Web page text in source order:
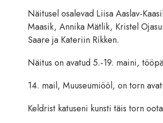
Näitusel osalevad Liisa Aaslav-­
Maasik, Annika Mätlik, Kristel
Saare ja Kateriin Rikken.
Näitus on avatud 5.-19. maini,
14. mail, ​Muuseumiööl, on torn
Keldrist katuseni kunsti täis torn